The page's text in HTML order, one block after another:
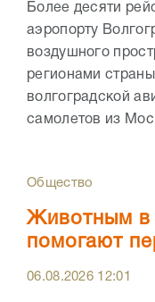
Более десяти
аэропорту
воздушного
регионами
волгоградской
самолетов из
Общество
Животным в
помогают
06.08.2026 12:01